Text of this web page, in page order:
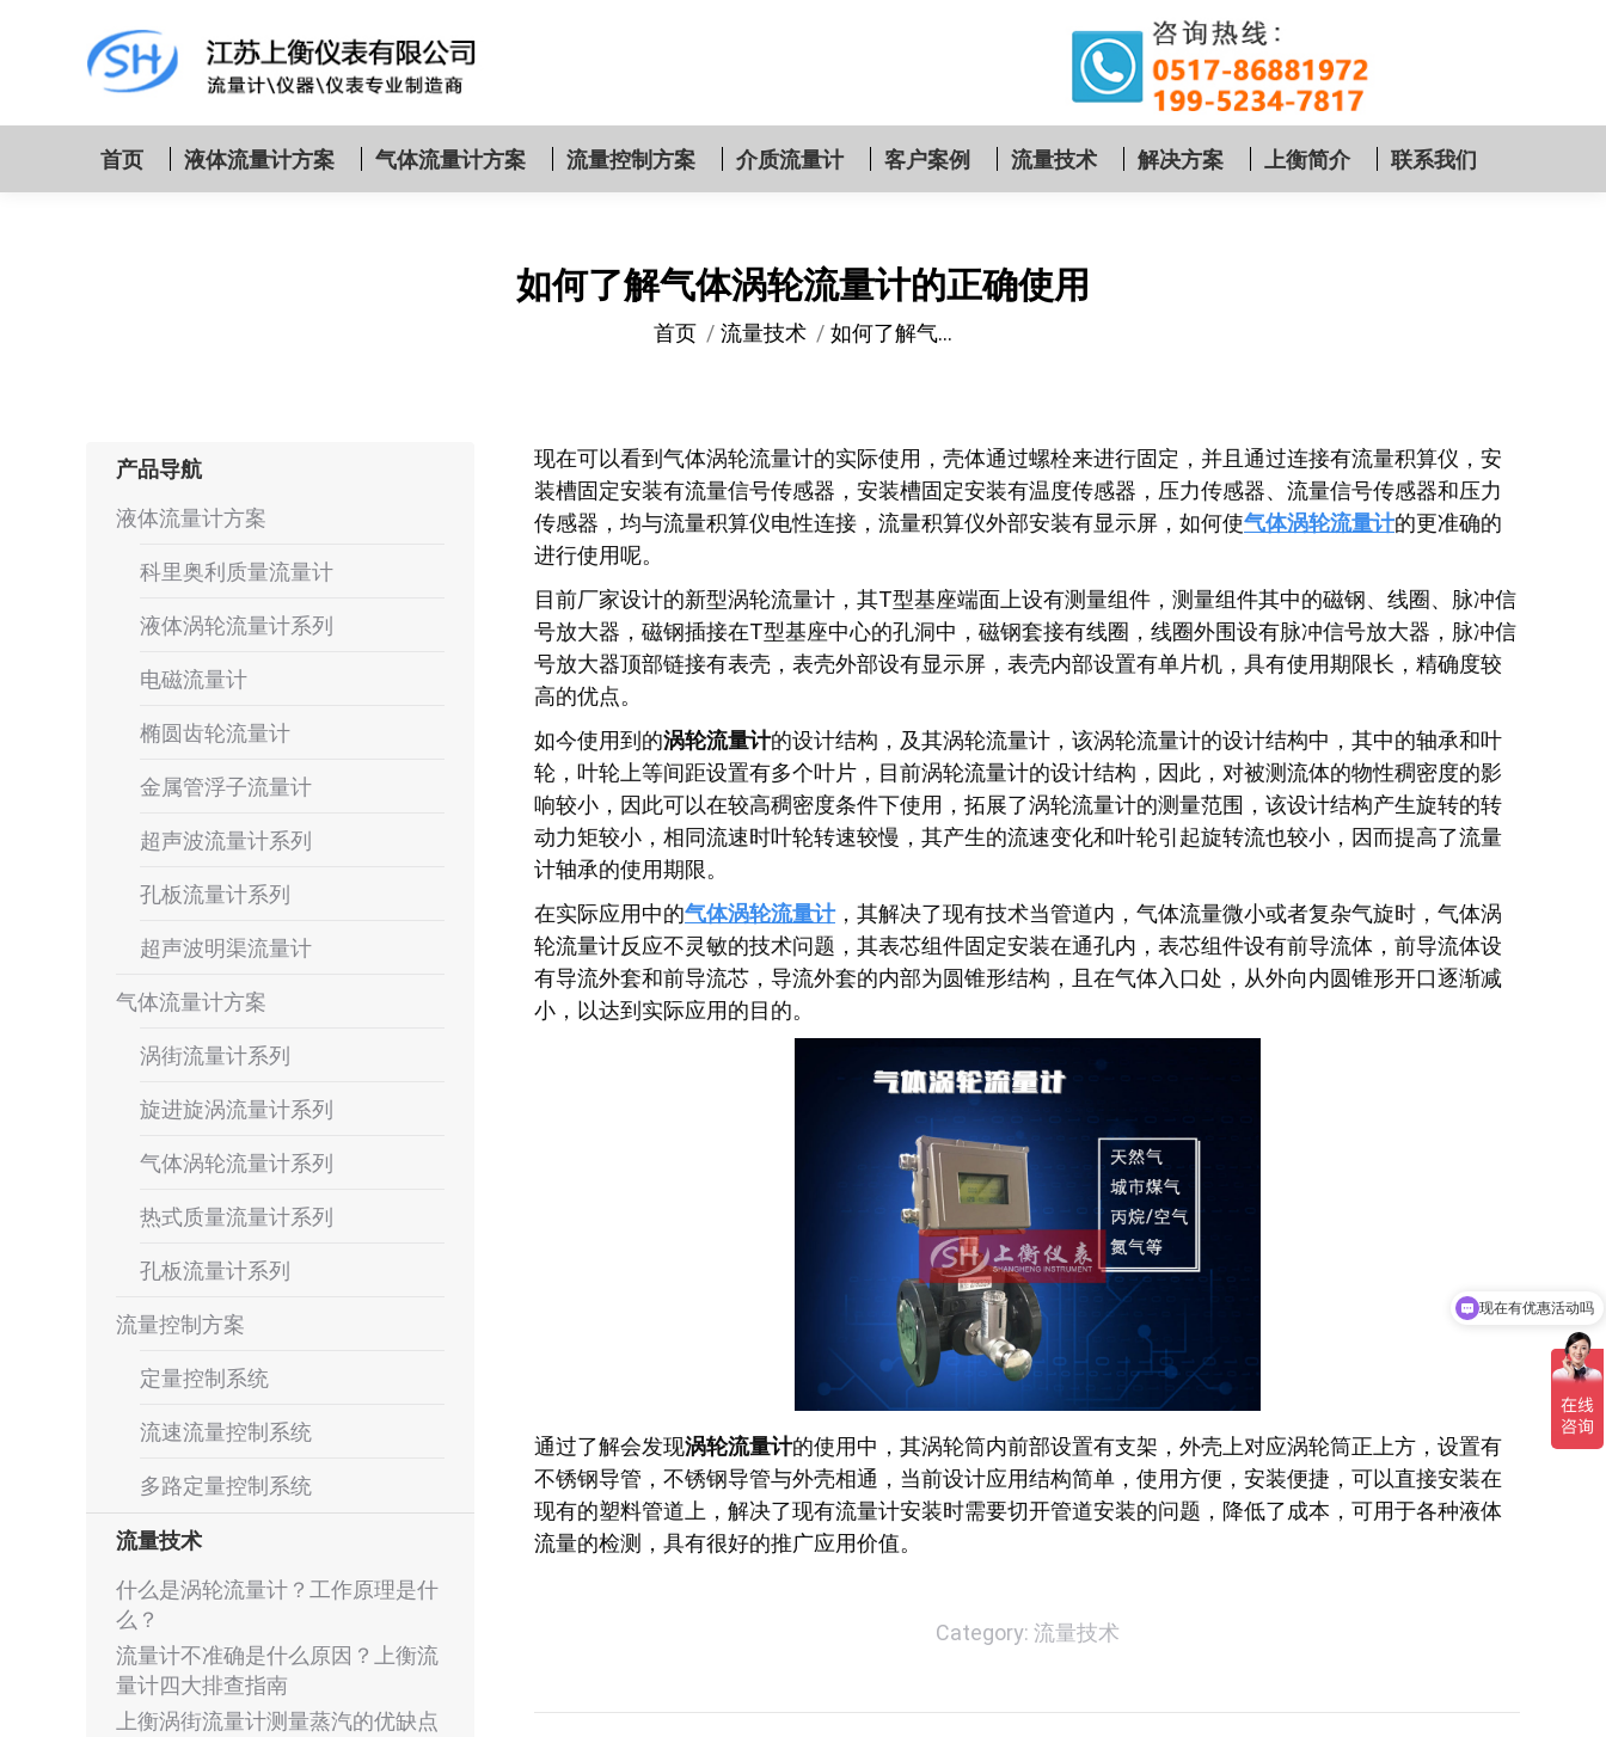
首页 液体流量计方案 气体流量计方案 流量控制方案 介质流量计 客户案例 流量技术 解决方案 上衡简介 联系我们
如何了解气体涡轮流量计的正确使用
您在这里：
首页 流量技术 如何了解气…
现在可以看到气体涡轮流量计的实际使用，壳体通过螺栓来进行固定，并且通过连接有流量积算仪，安
装槽固定安装有流量信号传感器，安装槽固定安装有温度传感器，压力传感器、流量信号传感器和压力
传感器，均与流量积算仪电性连接，流量积算仪外部安装有显示屏，如何使气体涡轮流量计的更准确的
进行使用呢。
目前厂家设计的新型涡轮流量计，其T型基座端面上设有测量组件，测量组件其中的磁钢、线圈、脉冲信
号放大器，磁钢插接在T型基座中心的孔洞中，磁钢套接有线圈，线圈外围设有脉冲信号放大器，脉冲信
号放大器顶部链接有表壳，表壳外部设有显示屏，表壳内部设置有单片机，具有使用期限长，精确度较
高的优点。
如今使用到的涡轮流量计的设计结构，及其涡轮流量计，该涡轮流量计的设计结构中，其中的轴承和叶
轮，叶轮上等间距设置有多个叶片，目前涡轮流量计的设计结构，因此，对被测流体的物性稠密度的影
响较小，因此可以在较高稠密度条件下使用，拓展了涡轮流量计的测量范围，该设计结构产生旋转的转
动力矩较小，相同流速时叶轮转速较慢，其产生的流速变化和叶轮引起旋转流也较小，因而提高了流量
计轴承的使用期限。
在实际应用中的气体涡轮流量计，其解决了现有技术当管道内，气体流量微小或者复杂气旋时，气体涡
轮流量计反应不灵敏的技术问题，其表芯组件固定安装在通孔内，表芯组件设有前导流体，前导流体设
有导流外套和前导流芯，导流外套的内部为圆锥形结构，且在气体入口处，从外向内圆锥形开口逐渐减
小，以达到实际应用的目的。
通过了解会发现涡轮流量计的使用中，其涡轮筒内前部设置有支架，外壳上对应涡轮筒正上方，设置有
不锈钢导管，不锈钢导管与外壳相通，当前设计应用结构简单，使用方便，安装便捷，可以直接安装在
现有的塑料管道上，解决了现有流量计安装时需要切开管道安装的问题，降低了成本，可用于各种液体
流量的检测，具有很好的推广应用价值。
Category: 流量技术
产品导航
液体流量计方案
科里奥利质量流量计
液体涡轮流量计系列
电磁流量计
椭圆齿轮流量计
金属管浮子流量计
超声波流量计系列
孔板流量计系列
超声波明渠流量计
气体流量计方案
涡街流量计系列
旋进旋涡流量计系列
气体涡轮流量计系列
热式质量流量计系列
孔板流量计系列
流量控制方案
定量控制系统
流速流量控制系统
多路定量控制系统
流量技术
什么是涡轮流量计？工作原理是什
么？
流量计不准确是什么原因？上衡流
量计四大排查指南
上衡涡街流量计测量蒸汽的优缺点
现在有优惠活动吗